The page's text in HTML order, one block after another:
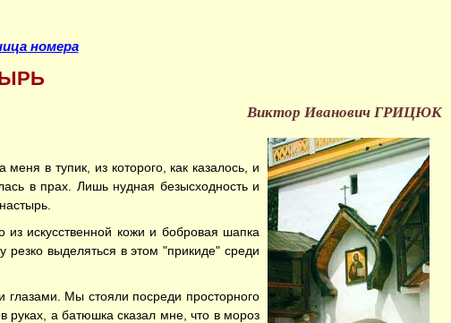
номера
Виктор Иванович ГРИЦЮК
в тупик, из которого, как казалось, и
в прах. Лишь нудная безысходность и
из искусственной кожи и бобровая шапка
выделяться в этом "прикиде" среди
Мы стояли посреди просторного
руках, а батюшка сказал мне, что в мороз